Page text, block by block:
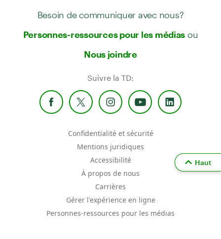
Besoin de communiquer avec nous?
Personnes-ressources pour les médias ou
Nous joindre
Suivre la TD:
Confidentialité et sécurité
Mentions juridiques
Accessibilité
À propos de nous
Carrières
Gérer l'expérience en ligne
Personnes-ressources pour les médias
Haut